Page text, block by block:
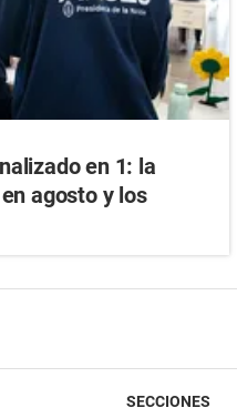
en 1: la
agosto y los
SECCIONES